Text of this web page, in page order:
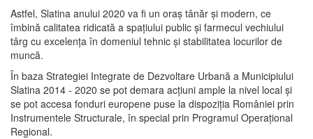
Astfel, Slatina anului 2020 va fi un oraş tânăr şi modern, ce
îmbină calitatea ridicată a spaţiului public şi farmecul vechiului
târg cu excelenţa în domeniul tehnic şi stabilitatea locurilor de
muncă.
În baza Strategiei Integrate de Dezvoltare Urbană a Municipiului
Slatina 2014 - 2020 se pot demara acţiuni ample la nivel local şi
se pot accesa fonduri europene puse la dispoziţia României prin
Instrumentele Structurale, în special prin Programul Operațional
Regional.